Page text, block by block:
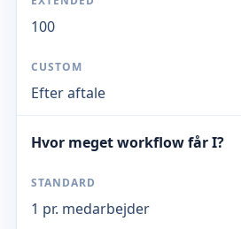
100
Efter aftale
Hvor meget workflow får I?
1 pr. medarbejder